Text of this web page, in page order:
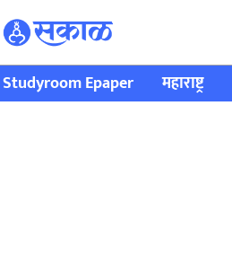
Studyroom Epaper महाराष्ट्र